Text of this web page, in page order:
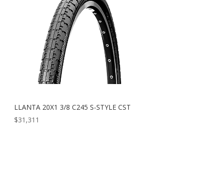
LLANTA 20X1 3/8 C245 S-STYLE CST
$31,311